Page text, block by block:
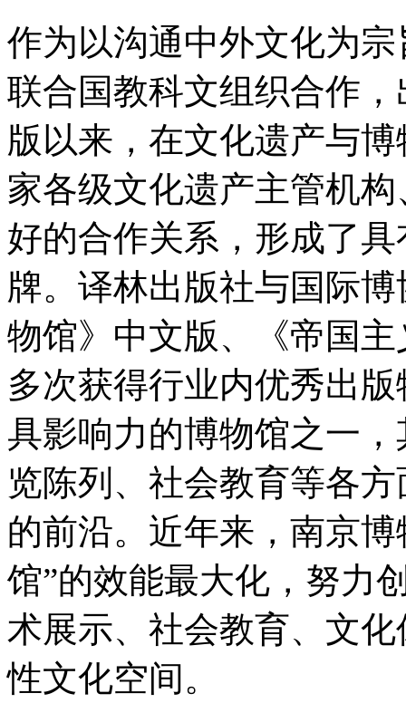
作为以沟通中外文化为
联合国教科文组织合作
版以来，在文化遗产与
家各级文化遗产主管机
好的合作关系，形成了
牌。译林出版社与国际
物馆》中文版、《帝国
多次获得行业内优秀出
具影响力的博物馆之一
览陈列、社会教育等各
的前沿。近年来，南京
馆”的效能最大化，努力
术展示、社会教育、文
性文化空间。